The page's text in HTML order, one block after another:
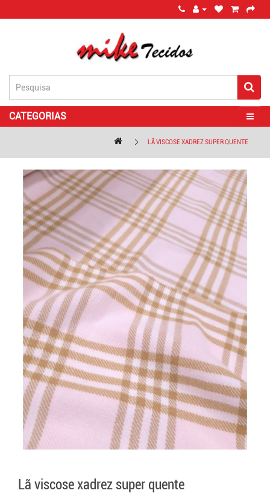
CATEGORIAS
LÃ VISCOSE XADREZ SUPER QUENTE
Lã viscose xadrez super quente